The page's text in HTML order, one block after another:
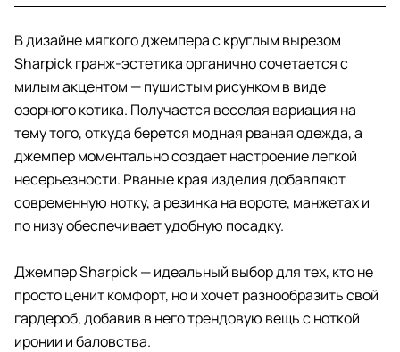
В дизайне мягкого джемпера с круглым вырезом
Sharpick гранж-эстетика органично сочетается с
милым акцентом — пушистым рисунком в виде
озорного котика. Получается веселая вариация на
тему того, откуда берется модная рваная одежда, а
джемпер моментально создает настроение легкой
несерьезности. Рваные края изделия добавляют
современную нотку, а резинка на вороте, манжетах и
по низу обеспечивает удобную посадку.
Джемпер Sharpick — идеальный выбор для тех, кто не
просто ценит комфорт, но и хочет разнообразить свой
гардероб, добавив в него трендовую вещь с ноткой
иронии и баловства.